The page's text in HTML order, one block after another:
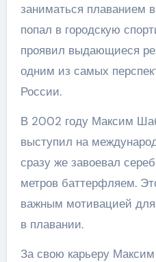
заниматься плаванием в
попал в городскую
проявил выдающиеся
одним из самых
России.
В 2002 году Максим
выступил на
сразу же завоевал
метров баттерфляем.
важным мотивацией
в плавании.
За свою карьеру